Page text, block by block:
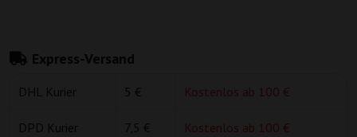
Express-Versand
DHL Kurier 5 € Kostenlos ab 100 €
DPD Kurier 7,5 € Kostenlos ab 100 €